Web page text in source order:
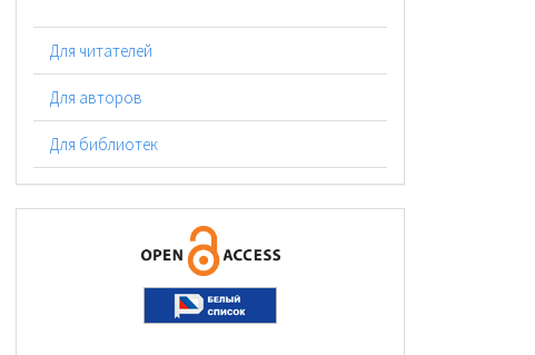
Для читателей
Для авторов
Для библиотек